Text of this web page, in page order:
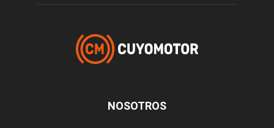
NOSOTROS